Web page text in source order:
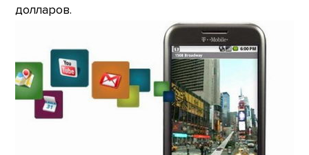
долларов.